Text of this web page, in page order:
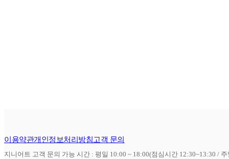
이용약관개인정보처리방침고객 문의
지니어트 고객 문의 가능 시간 : 평일 10:00 ~ 18:00(점심시간 12:30~13:30 /